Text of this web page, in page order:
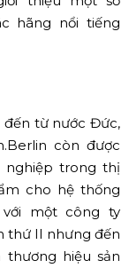
hãng nổi tiếng
đến từ nước Đức,
còn được
trong thị
cho hệ thống
một công ty
thứ II nhưng đến
hiệu sản